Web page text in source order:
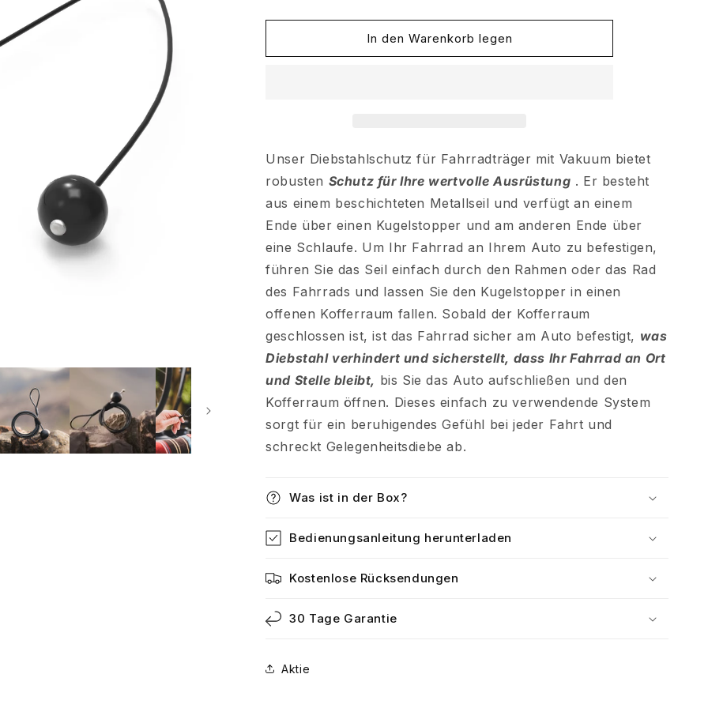
In den Warenkorb legen
Unser Diebstahlschutz für Fahrradträger mit Vakuum bietet
robusten Schutz für Ihre wertvolle Ausrüstung . Er besteht
aus einem beschichteten Metallseil und verfügt an einem
Ende über einen Kugelstopper und am anderen Ende über
eine Schlaufe. Um Ihr Fahrrad an Ihrem Auto zu befestigen,
führen Sie das Seil einfach durch den Rahmen oder das Rad
des Fahrrads und lassen Sie den Kugelstopper in einen
offenen Kofferraum fallen. Sobald der Kofferraum
geschlossen ist, ist das Fahrrad sicher am Auto befestigt, was
Diebstahl verhindert und sicherstellt, dass Ihr Fahrrad an Ort
und Stelle bleibt, bis Sie das Auto aufschließen und den
Kofferraum öffnen. Dieses einfach zu verwendende System
sorgt für ein beruhigendes Gefühl bei jeder Fahrt und
schreckt Gelegenheitsdiebe ab.
Was ist in der Box?
Bedienungsanleitung herunterladen
Kostenlose Rücksendungen
30 Tage Garantie
Aktie